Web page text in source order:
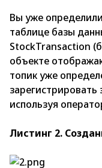
Вы уже
таблице базы
StосkTrаnsасtiоn
объекте
топик уже
используя
Листинг 2.